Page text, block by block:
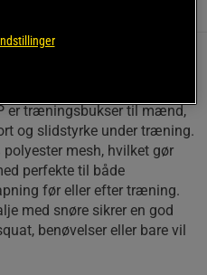
er træningsbukser til mænd,
og slidstyrke under træning.
mesh, hvilket gør
perfekte til både
før eller efter træning.
med snøre sikrer en god
benøvelser eller bare vil